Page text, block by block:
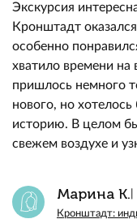
Экскурсия
Кронштадт
особенно
хватило времени на
пришлось немного
нового, но
историю. В целом
свежем воздухе и
Марина К.
Кронштадт: